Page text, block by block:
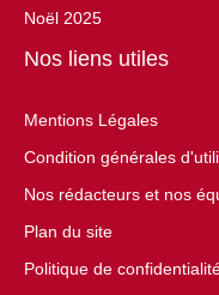
Noël 2025
Nos liens utiles
Mentions Légales
Condition générales
Nos rédacteurs et nos
Plan du site
Politique de